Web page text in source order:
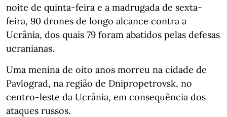
noite de quinta-feira e a madrugada de sexta-
feira, 90 drones de longo alcance contra a
Ucrânia, dos quais 79 foram abatidos pelas defesas
ucranianas.
Uma menina de oito anos morreu na cidade de
Pavlograd, na região de Dnipropetrovsk, no
centro-leste da Ucrânia, em consequência dos
ataques russos.